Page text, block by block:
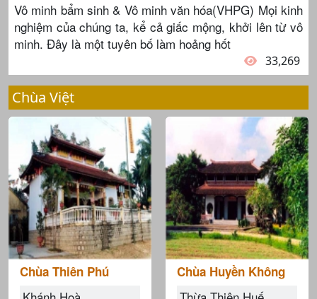
Vô minh bẩm sinh & Vô minh văn hóa(VHPG) Mọi kinh
nghiệm của chúng ta, kể cả giấc mộng, khởi lên từ vô
minh. Đây là một tuyên bố làm hoảng hốt
33,269
Chùa Việt
Chùa Thiên Phú Chùa Huyền Không